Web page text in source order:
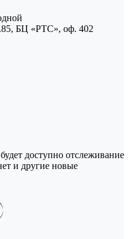
БЦ «РТС», оф. 402
доступно отслеживание
и другие новые